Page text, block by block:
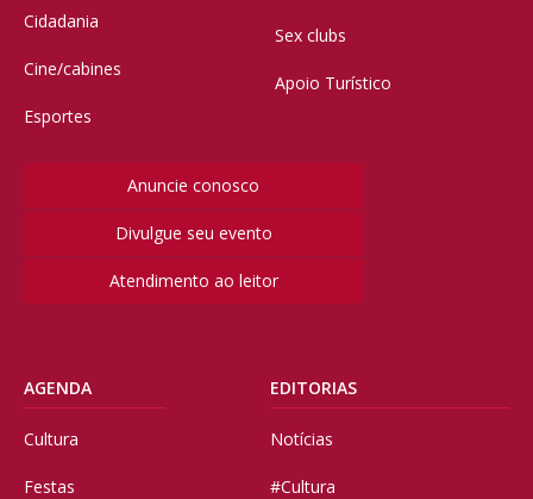
Cidadania
Cine/cabines
Esportes
Sex clubs
Apoio Turístico
Anuncie conosco
Divulgue seu evento
Atendimento ao leitor
AGENDA
Cultura
Festas
EDITORIAS
Notícias
#Cultura